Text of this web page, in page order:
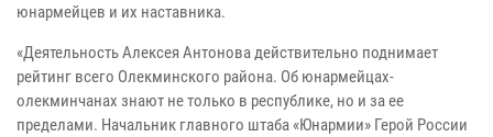
юнармейцев и их наставника.
«Деятельность Алексея Антонова действительно поднимает
рейтинг всего Олекминского района. Об юнармейцах-
олекминчанах знают не только в республике, но и за ее
пределами. Начальник главного штаба «Юнармии» Герой России